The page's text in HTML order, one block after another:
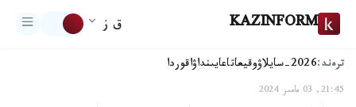
KAZINFORM ق ز
ترەند:2026-سايلاۋ وقيعاتاعايىنداۋاقوردا
21:45, 03 مامىر 2024